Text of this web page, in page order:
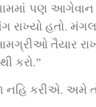
એમના બોર ઉદ્‌ઘાટનમાં
હતો. મંગલ
તૈયાર
કરો.”
નહિ કરીએ. અમે